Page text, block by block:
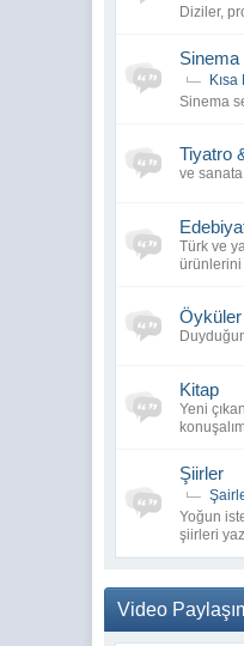
Diziler,
Sinema
Kısa
Sinema
Tiyatro
ve
Türk ve
ürünlerini
Kitap
Yeni
Şiirler
Yoğun
şiirleri
Video